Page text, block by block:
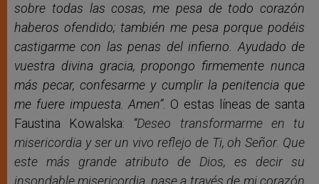
sobre todas las cosas, me pesa de todo corazón
haberos ofendido; también me pesa porque podéis
castigarme con las penas del infierno. Ayudado de
vuestra divina gracia, propongo firmemente nunca
más pecar, confesarme y cumplir la penitencia que
me fuere impuesta. Amen”. O estas líneas de santa
Faustina Kowalska: “Deseo transformarme en tu
misericordia y ser un vivo reflejo de Ti, oh Señor. Que
este más grande atributo de Dios, es decir su
insondable misericordia, pase a través de mi corazón